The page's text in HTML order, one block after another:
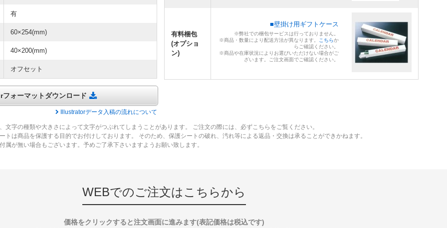
有
60×254(mm)
40×200(mm)
オフセット
ォーマットダウンロード
Illustratorデータ入稿の流れについて
有料梱包
(オプショ
ン)
■壁掛け用ギフトケース
※弊社での梱包サービスは行っておりません。
※商品・数量により配送方法が異なります。
こちらか
らご確認ください。
※商品や在庫状況によりお選びいただけない場合がご
ざいます。ご注文画面でご確認ください。
字の種類や大きさによって文字がつぶれてしまうことがあります。 ご注文の際には、必ずこちらをご覧ください。
は商品を保護する目的でお付けしております。 そのため、保護シートの破れ、汚れ等による返品・交換は承ることができかねます。
属が無い場合もございます。予めご了承下さいますようお願い致します。
WEBでのご注文はこちらから
価格をクリックすると注文画面に進みます(表記価格は税込です)